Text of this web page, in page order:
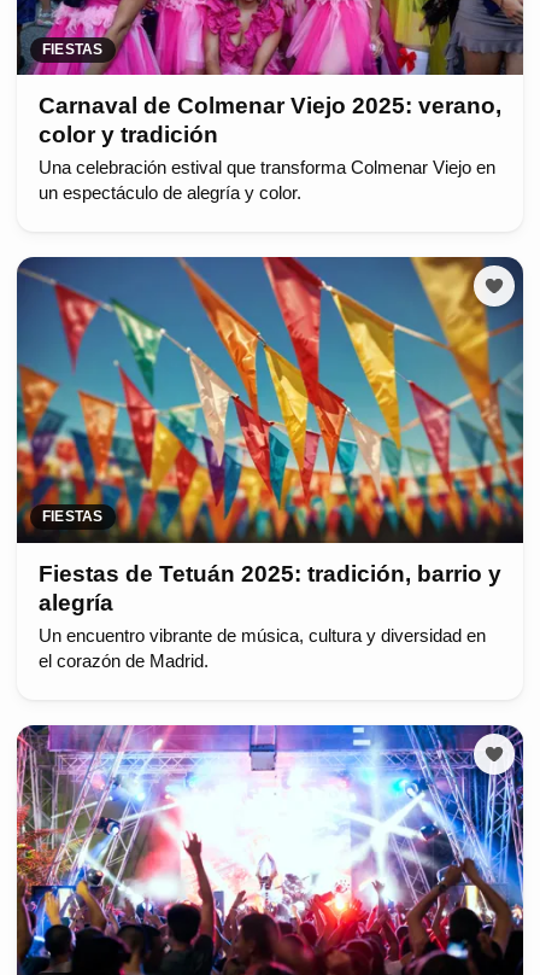
FIESTAS
Carnaval de Colmenar Viejo 2025: verano,
color y tradición
Una celebración estival que transforma Colmenar Viejo en
un espectáculo de alegría y color.
FIESTAS
Fiestas de Tetuán 2025: tradición, barrio y
alegría
Un encuentro vibrante de música, cultura y diversidad en
el corazón de Madrid.